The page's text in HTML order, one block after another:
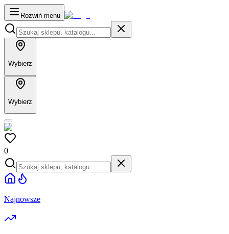
Rozwiń menu
Wybierz
Wybierz
0
Najnowsze